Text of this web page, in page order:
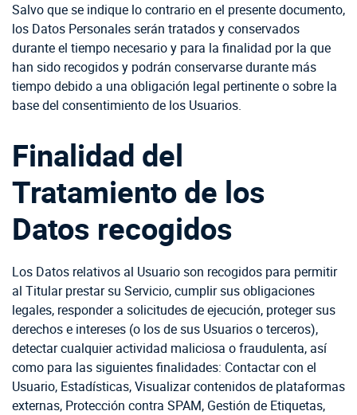
Salvo que se indique lo contrario en el presente documento,
los Datos Personales serán tratados y conservados
durante el tiempo necesario y para la finalidad por la que
han sido recogidos y podrán conservarse durante más
tiempo debido a una obligación legal pertinente o sobre la
base del consentimiento de los Usuarios.
Finalidad del
Tratamiento de los
Datos recogidos
Los Datos relativos al Usuario son recogidos para permitir
al Titular prestar su Servicio, cumplir sus obligaciones
legales, responder a solicitudes de ejecución, proteger sus
derechos e intereses (o los de sus Usuarios o terceros),
detectar cualquier actividad maliciosa o fraudulenta, así
como para las siguientes finalidades: Contactar con el
Usuario, Estadísticas, Visualizar contenidos de plataformas
externas, Protección contra SPAM, Gestión de Etiquetas,